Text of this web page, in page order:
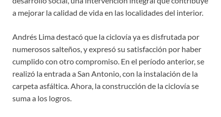
a mejorar la calidad de vida en las localidades del interior.
Andrés Lima destacó que la ciclovía ya es disfrutada por
numerosos salteños, y expresó su satisfacción por haber
cumplido con otro compromiso. En el período anterior, se
realizó la entrada a San Antonio, con la instalación de la
carpeta asfáltica. Ahora, la construcción de la ciclovía se
suma a los logros.